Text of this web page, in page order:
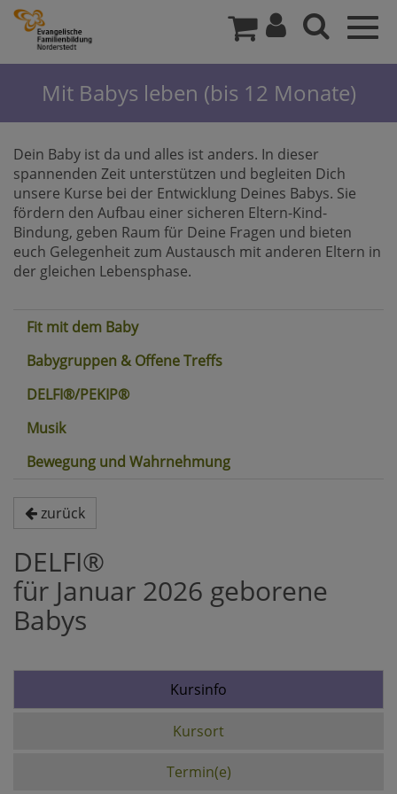
Mit Babys leben (bis 12 Monate)
Dein Baby ist da und alles ist anders. In dieser
spannenden Zeit unterstützen und begleiten Dich
unsere Kurse bei der Entwicklung Deines Babys. Sie
fördern den Aufbau einer sicheren Eltern-Kind-
Bindung, geben Raum für Deine Fragen und bieten
euch Gelegenheit zum Austausch mit anderen Eltern in
der gleichen Lebensphase.
Fit mit dem Baby
Babygruppen & Offene Treffs
DELFI®/PEKIP®
Musik
Bewegung und Wahrnehmung
zurück
DELFI®
für Januar 2026 geborene
Babys
Kursinfo
Kursort
Termin(e)